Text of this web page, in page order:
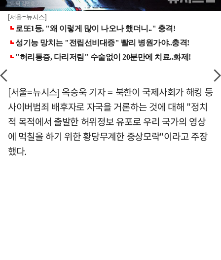
[서울=뉴시스]
[서울=뉴시스] 옥승욱 기자 = 북한이 국제사회가 해킹 등
사이버범죄 배후자로 자국을 거론하는 것에 대해 "정치
적 목적에서 출발한 허위정보 유포로 우리 국가의 영상
에 먹칠을 하기 위한 황당무계한 중상모략"이라고 주장
했다.